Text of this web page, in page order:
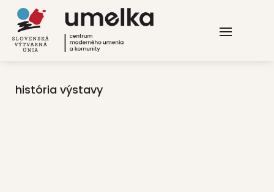
história výstavy